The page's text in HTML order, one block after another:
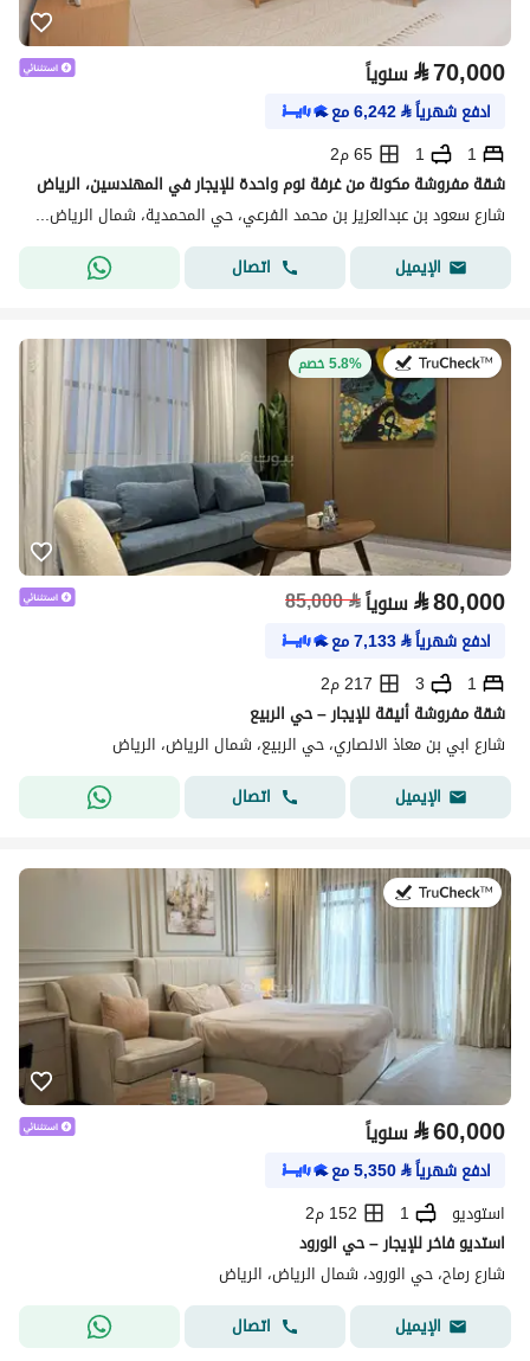
⃁70,000 سنوياً
ادفع شهرياً⃁
6,242مع
1
1
65 م2
شقة مفروشة مكونة من غرفة نوم واحدة للإيجار في المهندسين، الرياض
شارع سعود بن عبدالعزيز بن محمد الفرعي، حي المحمدية، شمال الرياض، الرياض
الإيميل
اتصال
في:27 يوليو 20265.8% خصم
⃁80,000 سنوياً⃁
85,000
ادفع شهرياً⃁
7,133مع
1
3
217 م2
شقة مفروشة أنيقة للإيجار – حي الربيع
شارع ابي بن معاذ الانصاري، حي الربيع، شمال الرياض، الرياض
الإيميل
اتصال
في:27 يوليو 2026
⃁60,000 سنوياً
ادفع شهرياً⃁
5,350مع
استوديو
1
152 م2
استديو فاخر للإيجار – حي الورود
شارع رماح، حي الورود، شمال الرياض، الرياض
الإيميل
اتصال